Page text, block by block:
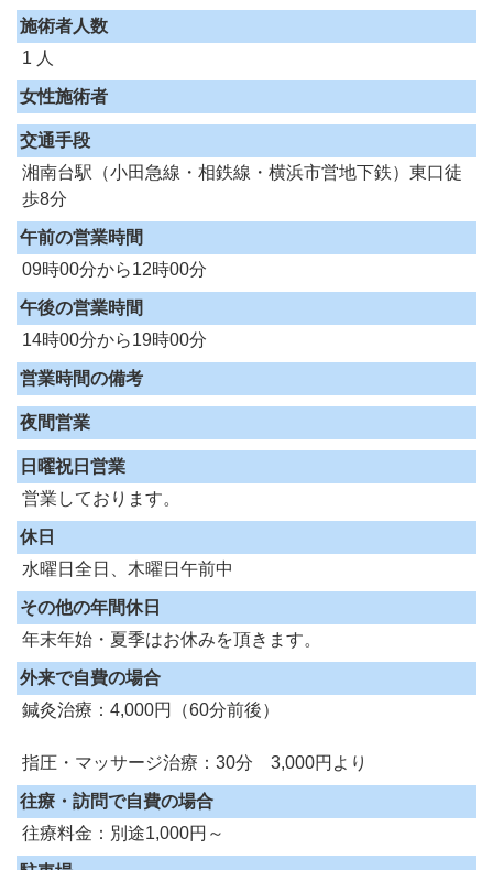
施術者人数
1 人
女性施術者
交通手段
湘南台駅（小田急線・相鉄線・横浜市営地下鉄）東口徒
歩8分
午前の営業時間
09時00分から12時00分
午後の営業時間
14時00分から19時00分
営業時間の備考
夜間営業
日曜祝日営業
営業しております。
休日
水曜日全日、木曜日午前中
その他の年間休日
年末年始・夏季はお休みを頂きます。
外来で自費の場合
鍼灸治療：4,000円（60分前後）
指圧・マッサージ治療：30分 3,000円より
往療・訪問で自費の場合
往療料金：別途1,000円～